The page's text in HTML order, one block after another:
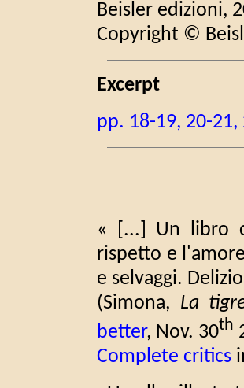
Beisler edizioni,
Copyright ©
Excerpt
pp. 18-19, 20-21,
« [...] Un libro
rispetto e
e selvaggi.
(Simona, La
better, Nov. 30th
Complete critics